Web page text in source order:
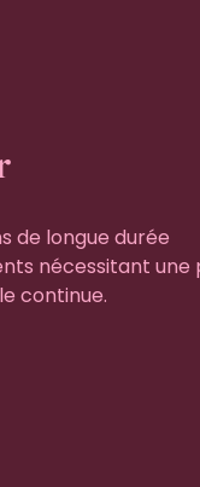
de longue durée
nécessitant une
continue.